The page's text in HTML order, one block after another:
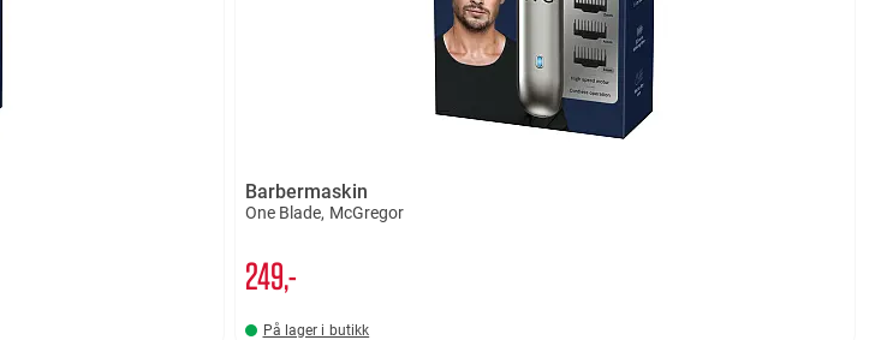
Barbermaskin
One Blade, McGregor
249,-
På lager i butikk